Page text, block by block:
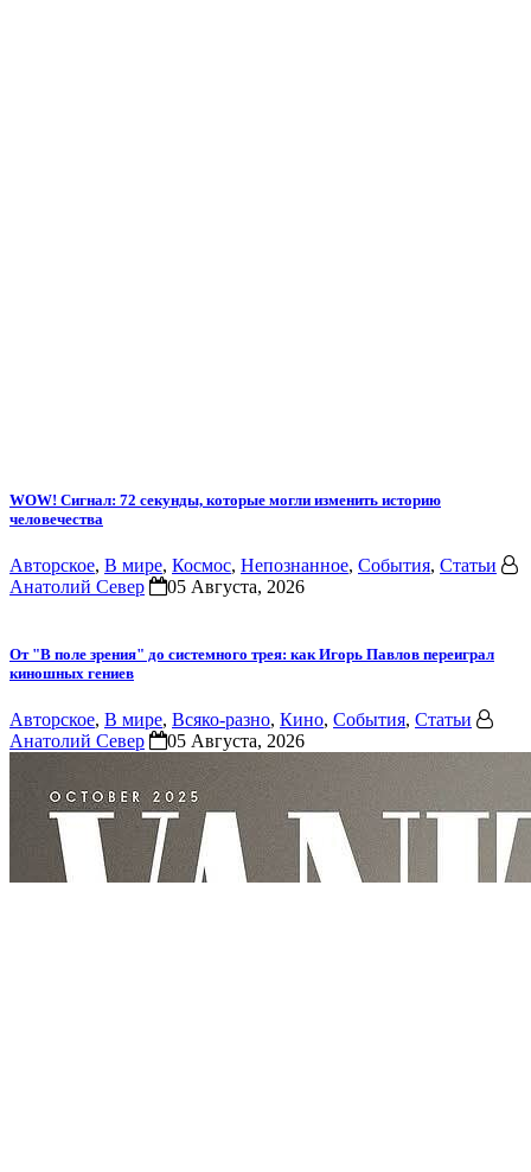
WOW! Сигнал: 72 секунды, которые могли изменить историю
человечества
Авторское, В мире, Космос, Непознанное, События, Статьи
Анатолий Север
05 Августа, 2026
От "В поле зрения" до системного трея: как Игорь Павлов переиграл
киношных гениев
Авторское, В мире, Всяко-разно, Кино, События, Статьи
Анатолий Север
05 Августа, 2026